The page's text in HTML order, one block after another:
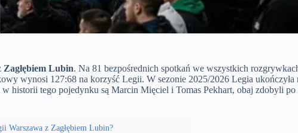
Zagłębiem Lubin. Na 81 bezpośrednich spotkań we wszystkich
wynosi 127:68 na korzyść Legii. W sezonie 2025/2026 Legia
historii tego pojedynku są Marcin Mięciel i Tomas Pekhart, obaj zdobyli po
Warszawa z Zagłębiem Lubin?